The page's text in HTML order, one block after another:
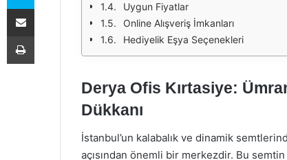
Uygun Fiyatlar
Online Alışveriş İmkanları
Hediyelik Eşya Seçenekleri
Derya Ofis Kırtasiye:
Dükkanı
İstanbul’un kalabalık ve dinamik
açısından önemli bir merkezdir. Bu
E-Posta ile paylaş